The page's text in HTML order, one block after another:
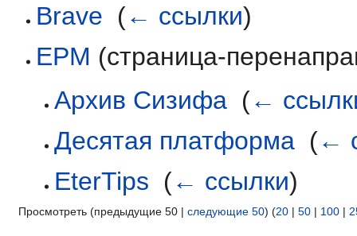
Brave (← ссылки)
EPM (страница-
Архив Сизифа‎ (←
Десятая платформа‎ (←
EterTips (← ссылки)
Просмотреть (предыдущие 50 | следующие 50) (20 | 50 | 100 |